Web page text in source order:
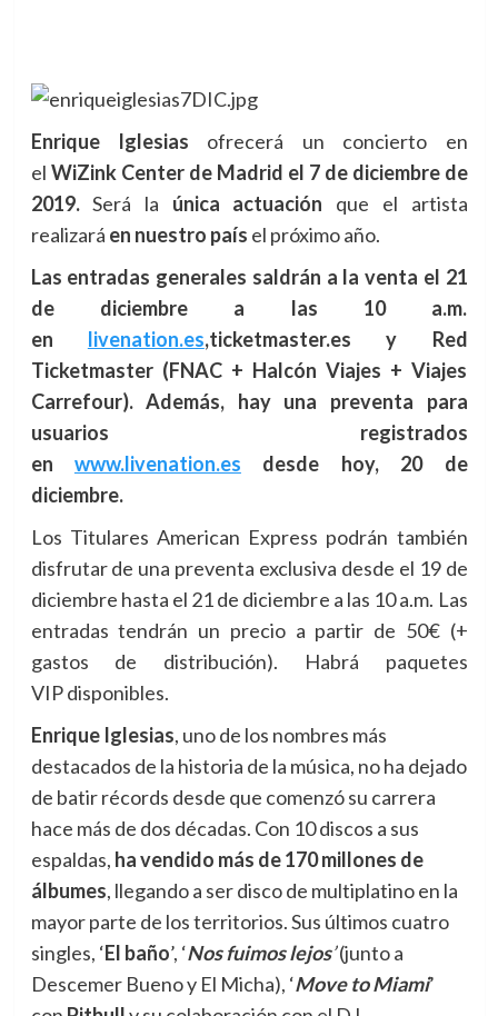
Enrique Iglesias ofrecerá un concierto en
el WiZink Center de Madrid el 7 de diciembre de
2019.Será la única actuación que el artista
realizará en nuestro país el próximo año.
Las entradas generales saldrán a la venta el 21
de diciembre a las 10 a.m.
en livenation.es,ticketmaster.es y Red
Ticketmaster (FNAC + Halcón Viajes + Viajes
Carrefour). Además, hay una preventa para
usuarios registrados
en www.livenation.es desde hoy, 20 de
diciembre.
Los Titulares American Express podrán también
disfrutar de una preventa exclusiva desde el 19 de
diciembre hasta el 21 de diciembre a las 10 a.m. Las
entradas tendrán un precio a partir de 50€ (+
gastos de distribución). Habrá paquetes
VIP disponibles.
Enrique Iglesias, uno de los nombres más
destacados de la historia de la música, no ha dejado
de batir récords desde que comenzó su carrera
hace más de dos décadas. Con 10 discos a sus
espaldas, ha vendido más de 170 millones de
álbumes, llegando a ser disco de multiplatino en la
mayor parte de los territorios. Sus últimos cuatro
singles, ‘El baño’, ‘Nos fuimos lejos’(junto a
Descemer Bueno y El Micha), ‘Move to Miami’